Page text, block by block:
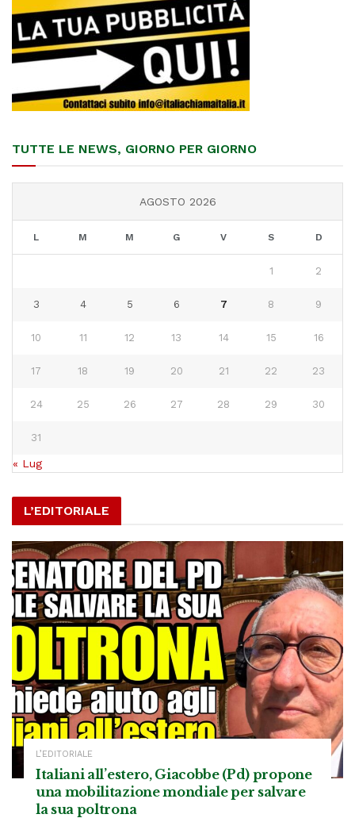
TUTTE LE NEWS, GIORNO PER GIORNO
AGOSTO 2026
L M M G V S D
1 2
3 4 5 6 7 8 9
10 11 12 13 14 15 16
17 18 19 20 21 22 23
24 25 26 27 28 29 30
31
« Lug
L’EDITORIALE
L’EDITORIALE
Italiani all’estero, Giacobbe (Pd) propone
una mobilitazione mondiale per salvare
la sua poltrona